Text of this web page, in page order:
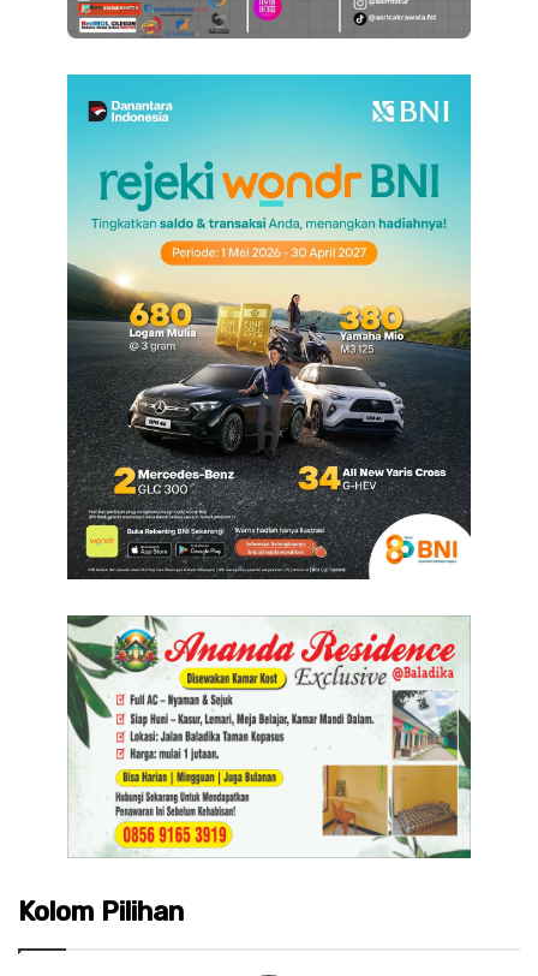
Kolom Pilihan